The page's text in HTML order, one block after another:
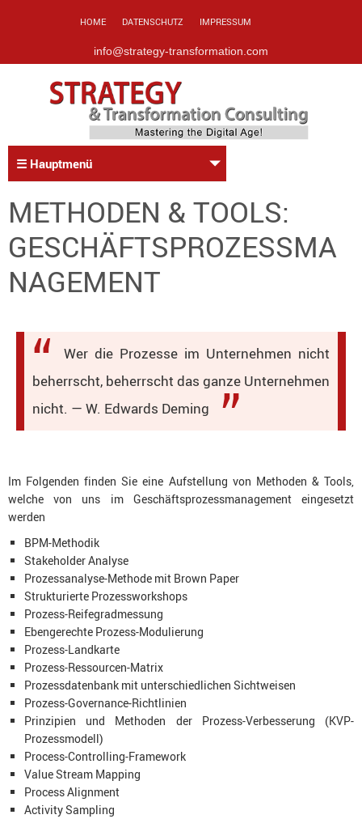
HOME DATENSCHUTZ IMPRESSUM
info@strategy-transformation.com
☰ Hauptmenü
METHODEN & TOOLS:
GESCHÄFTSPROZESSMA
NAGEMENT
Wer die Prozesse im Unternehmen nicht
beherrscht, beherrscht das ganze Unternehmen
nicht. — W. Edwards Deming
Im Folgenden finden Sie eine Aufstellung von Methoden & Tools,
welche von uns im Geschäftsprozessmanagement eingesetzt
werden
BPM-Methodik
Stakeholder Analyse
Prozessanalyse-Methode mit Brown Paper
Strukturierte Prozessworkshops
Prozess-Reifegradmessung
Ebengerechte Prozess-Modulierung
Prozess-Landkarte
Prozess-Ressourcen-Matrix
Prozessdatenbank mit unterschiedlichen Sichtweisen
Prozess-Governance-Richtlinien
Prinzipien und Methoden der Prozess-Verbesserung (KVP-
Prozessmodell)
Process-Controlling-Framework
Value Stream Mapping
Process Alignment
Activity Sampling